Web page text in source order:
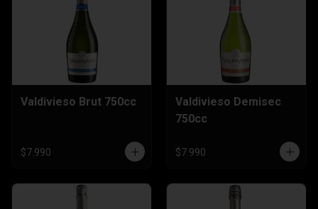
Valdivieso Brut 750cc
$7.990
Valdivieso Demisec
750cc
$7.990